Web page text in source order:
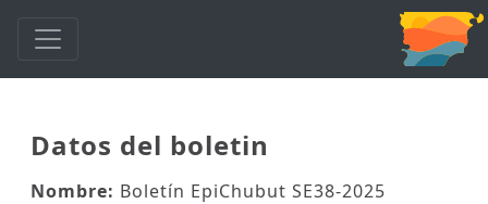
Datos del boletin
Nombre: Boletín EpiChubut SE38-2025